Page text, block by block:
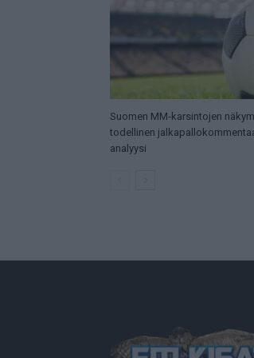
Suomen MM-karsintojen
todellinen
analyysi